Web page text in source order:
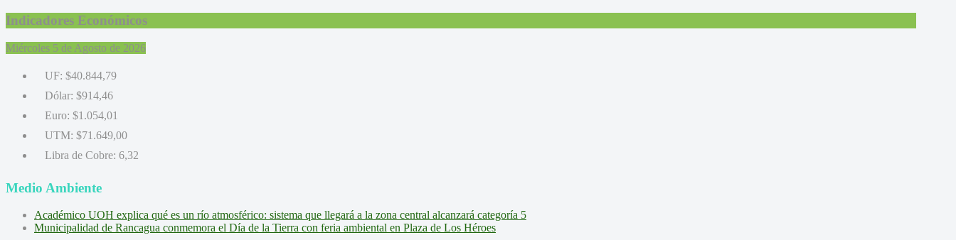
Indicadores Económicos
Miércoles 5 de Agosto de 2026
UF: $40.844,79
Dólar: $914,46
Euro: $1.054,01
UTM: $71.649,00
Libra de Cobre: 6,32
Medio Ambiente
Académico UOH explica qué es un río atmosférico: sistema que llegará a la zona central alcanzará categoría 5
Municipalidad de Rancagua conmemora el Día de la Tierra con feria ambiental en Plaza de Los Héroes